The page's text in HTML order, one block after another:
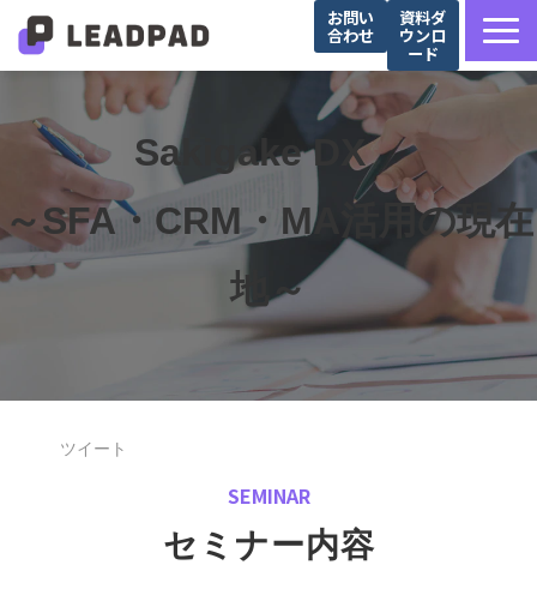
お問い
合わせ
資料ダ
ウンロ
ード
営業支援会社様向け
Salesforce導入企業様向け
導入事例
お役立ち記事
Sakigake DX
～SFA・CRM・MA活用の現在
地～
ツイート
SEMINAR
セミナー内容